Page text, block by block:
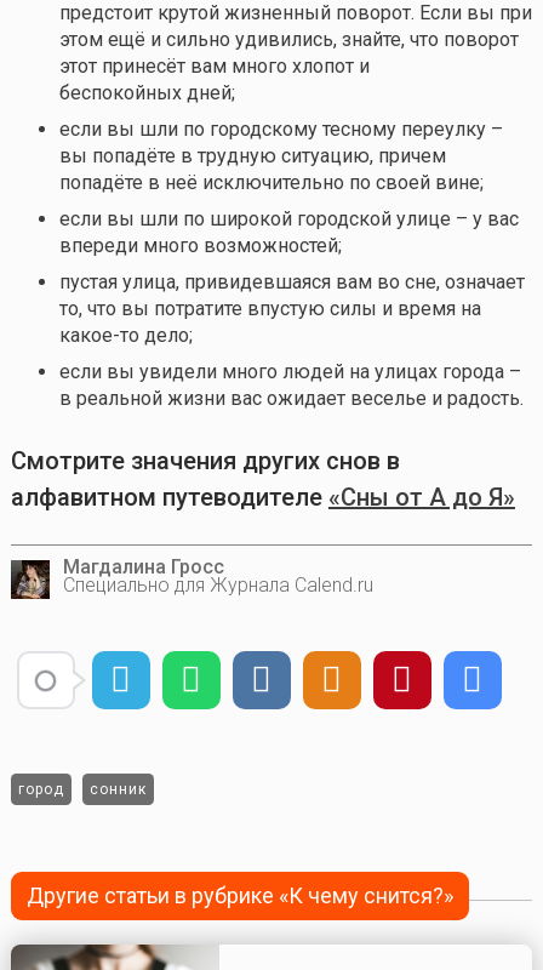
предстоит крутой жизненный поворот. Если вы при
этом ещё и сильно удивились, знайте, что поворот
этот принесёт вам много хлопот и
беспокойных дней;
если вы шли по городскому тесному переулку –
вы попадёте в трудную ситуацию, причем
попадёте в неё исключительно по своей вине;
если вы шли по широкой городской улице – у вас
впереди много возможностей;
пустая улица, привидевшаяся вам во сне, означает
то, что вы потратите впустую силы и время на
какое-то дело;
если вы увидели много людей на улицах города –
в реальной жизни вас ожидает веселье и радость.
Смотрите значения других снов в
алфавитном путеводителе «Сны от А до Я»
Магдалина Гросс
Специально для Журнала Calend.ru
город сонник
Другие статьи в рубрике «К чему снится?»